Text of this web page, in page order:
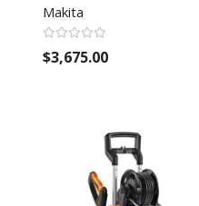
Makita
$3,675.00